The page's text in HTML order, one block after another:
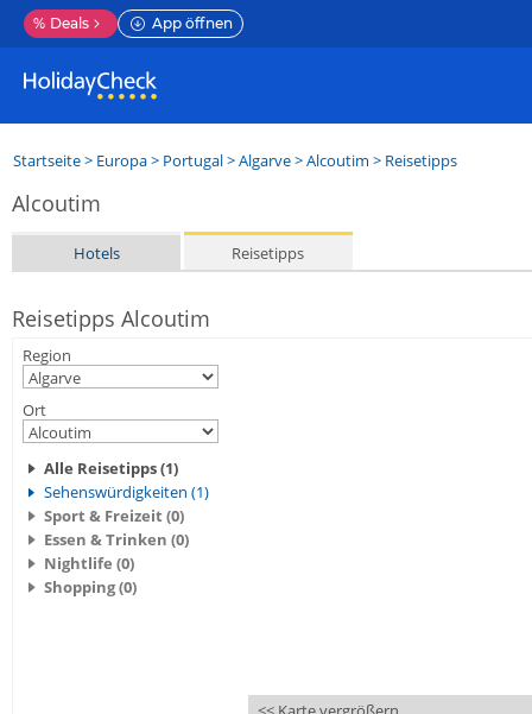
% Deals App öffnen
Startseite> Europa> Portugal>Algarve>Alcoutim > Reisetipps
Alcoutim
Hotels Reisetipps
Reisetipps Alcoutim
Region
Ort
Alle Reisetipps (1)
Sehenswürdigkeiten (1)
Sport & Freizeit (0)
Essen & Trinken (0)
Nightlife (0)
Shopping (0)